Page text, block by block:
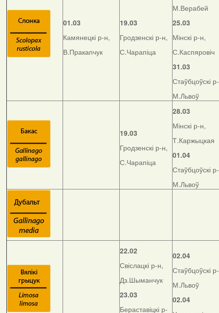
01.03
Камянецкі р-н,
В.Пракапчук
19.03
Гродзенскі р-н,
С.Чарапіца
М.Верабей
25.03
Мінскі р-н,
С.Каспяровіч
31.03
Стаўбцоўскі
М.Львоў
19.03
Гродзенскі р-н,
С.Чарапіца
28.03
Мінскі р-н,
Т.Каржыцкая
01.04
Стаўбцоўскі
М.Львоў
22.02
Свіслацкі р-н,
Дз.Шыманчук
23.03
Бераставіцкі р-
02.04
Стаўбцоўскі
М.Львоў
02.04